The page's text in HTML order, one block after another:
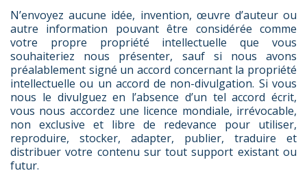
N’envoyez aucune idée, invention, œuvre d’auteur ou
autre information pouvant être considérée comme
votre propre propriété intellectuelle que vous
souhaiteriez nous présenter, sauf si nous avons
préalablement signé un accord concernant la propriété
intellectuelle ou un accord de non-divulgation. Si vous
nous le divulguez en l’absence d’un tel accord écrit,
vous nous accordez une licence mondiale, irrévocable,
non exclusive et libre de redevance pour utiliser,
reproduire, stocker, adapter, publier, traduire et
distribuer votre contenu sur tout support existant ou
futur.